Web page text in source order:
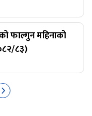
फाल्गुन महिनाको
८३)